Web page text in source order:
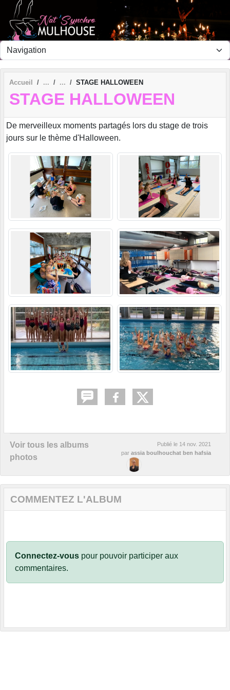
Accueil STAGE HALLOWEEN
STAGE HALLOWEEN
De merveilleux moments partagés lors du stage de trois
jours sur le thème d'Halloween.
Voir tous les albums
photos
Publié le 14 nov. 2021
par assia boulhouchat ben hafsia
COMMENTEZ L'ALBUM
Connectez-vous pour pouvoir participer aux
commentaires.
Panneau de gestion des cookies